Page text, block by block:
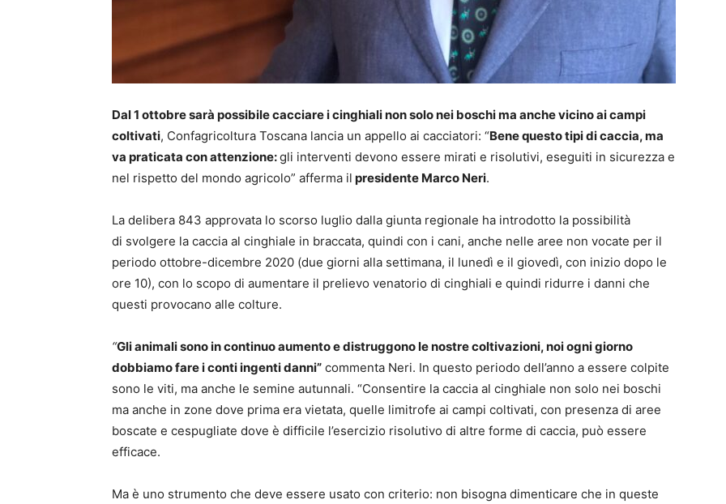
Dal 1 ottobre sarà possibile cacciare i cinghiali non solo nei boschi ma anche vicino ai campi
coltivati, Confagricoltura Toscana lancia un appello ai cacciatori: “Bene questo tipi di caccia, ma
va praticata con attenzione:gli interventi devono essere mirati e risolutivi, eseguiti in sicurezza e
nel rispetto del mondo agricolo” afferma il presidente Marco Neri.
La delibera 843 approvata lo scorso luglio dalla giunta regionale ha introdotto la possibilità
di svolgere la caccia al cinghiale in braccata, quindi con i cani, anche nelle aree non vocate per il
periodo ottobre-dicembre 2020 (due giorni alla settimana, il lunedì e il giovedì, con inizio dopo le
ore 10), con lo scopo di aumentare il prelievo venatorio di cinghiali e quindi ridurre i danni che
questi provocano alle colture.
“Gli animali sono in continuo aumento e distruggono le nostre coltivazioni, noi ogni giorno
dobbiamo fare i conti ingenti danni” commenta Neri. In questo periodo dell’anno a essere colpite
sono le viti, ma anche le semine autunnali. “Consentire la caccia al cinghiale non solo nei boschi
ma anche in zone dove prima era vietata, quelle limitrofe ai campi coltivati, con presenza di aree
boscate e cespugliate dove è difficile l’esercizio risolutivo di altre forme di caccia, può essere
efficace.
Ma è uno strumento che deve essere usato con criterio: non bisogna dimenticare che in queste